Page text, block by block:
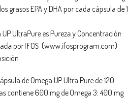
grasos EPA y DHA por cada cápsula de 1
UP UltraPure es Pureza y Concentración
por IFOS (www.ifosprogram.com)
de Omega UP Ultra Pure de 120
contiene 600 mg de Omega 3: 400 mg